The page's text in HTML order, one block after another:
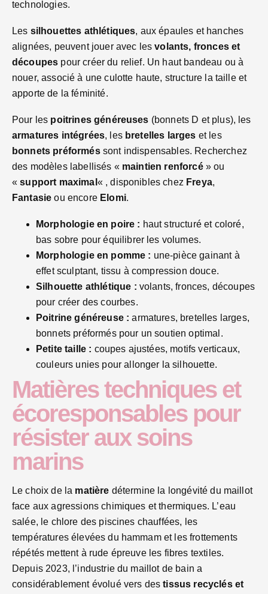
technologies.
Les silhouettes athlétiques, aux épaules et hanches
alignées, peuvent jouer avec lesvolants, fronces et
découpes pour créer du relief. Un haut bandeau ou à
nouer, associé à une culotte haute, structure la taille et
apporte de la féminité.
Pour les poitrines généreuses (bonnets D et plus), les
armatures intégrées, les bretelles larges et les
bonnets préforméssont indispensables. Recherchez
des modèles labellisés « maintien renforcé» ou
«support maximal « , disponibles chez Freya,
Fantasie ou encore Elomi.
Morphologie en poire : haut structuré et coloré,
bas sobre pour équilibrer les volumes.
Morphologie en pomme : une‑pièce gainant à
effet sculptant, tissu à compression douce.
Silhouette athlétique : volants, fronces, découpes
pour créer des courbes.
Poitrine généreuse : armatures, bretelles larges,
bonnets préformés pour un soutien optimal.
Petite taille : coupes ajustées, motifs verticaux,
couleurs unies pour allonger la silhouette.
Matières techniques et
écoresponsables pour
résister aux soins
marins
Le choix de la matière détermine la longévité du maillot
face aux agressions chimiques et thermiques. L’eau
salée, le chlore des piscines chauffées, les
températures élevées du hammam et les frottements
répétés mettent à rude épreuve les fibres textiles.
Depuis 2023, l’industrie du maillot de bain a
considérablement évolué vers destissus recyclés et